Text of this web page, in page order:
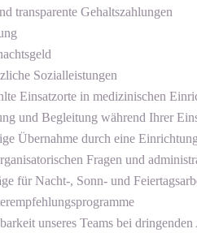
transparente Gehaltszahlungen
Sozialleistungen
Einsatzorte in medizinischen
und Begleitung während Ihrer
Übernahme durch eine Einrichtung
Fragen und
für Nacht-, Sonn- und
unseres Teams bei